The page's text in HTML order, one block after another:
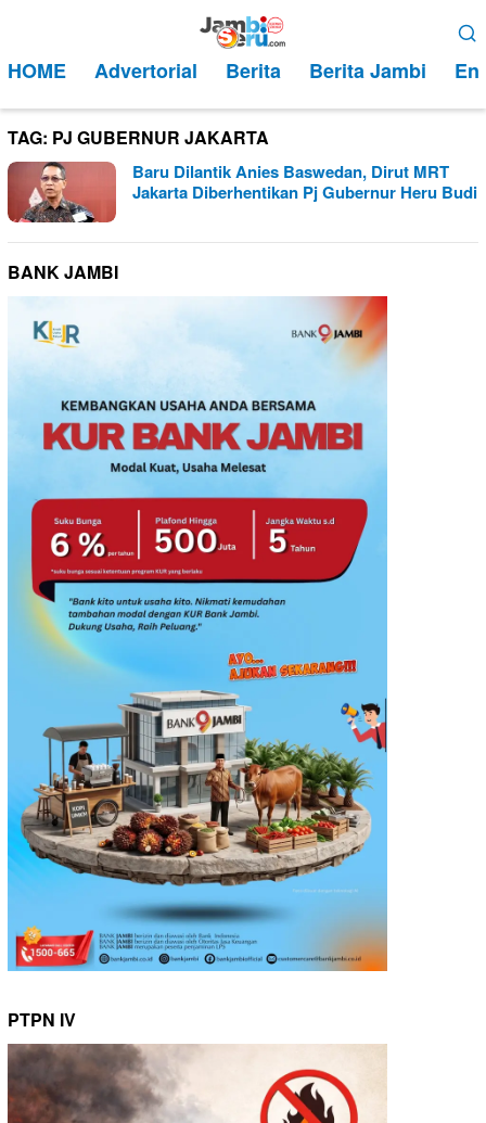
kontenMobile
HOME Advertorial Berita Berita Jambi
TAG: PJ GUBERNUR JAKARTA
Baru Dilantik Anies Baswedan, Dirut MRT
Jakarta Diberhentikan Pj Gubernur Heru Budi
BANK JAMBI
PTPN IV